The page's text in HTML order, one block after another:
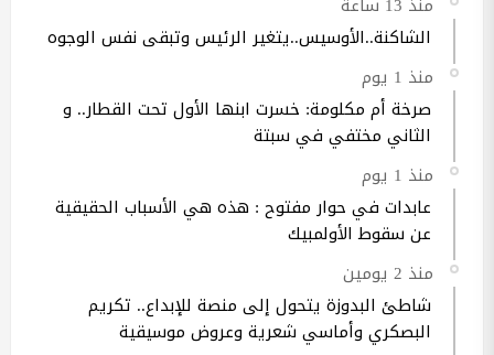
الشاكنة..الأوسيس..يتغير الرئيس وتبقى نفس الوجوه
منذ 1 يوم
صرخة أم مكلومة: خسرت ابنها الأول تحت القطار.. و
الثاني مختفي في سبتة
منذ 1 يوم
عابدات في حوار مفتوح : هذه هي الأسباب الحقيقية
عن سقوط الأولمبيك
منذ 2 يومين
شاطئ البدوزة يتحول إلى منصة للإبداع.. تكريم
البصكري وأماسي شعرية وعروض موسيقية